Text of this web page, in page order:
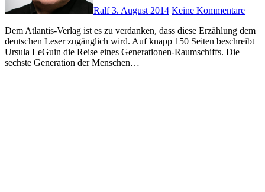
Ralf3. August 2014 Keine Kommentare
Dem Atlantis-Verlag ist es zu verdanken, dass diese Erzählung dem
deutschen Leser zugänglich wird. Auf knapp 150 Seiten beschreibt
Ursula LeGuin die Reise eines Generationen-Raumschiffs. Die
sechste Generation der Menschen…